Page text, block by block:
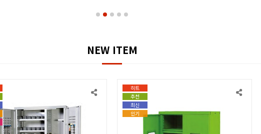
NEW ITEM
히트
추천
최신
인기